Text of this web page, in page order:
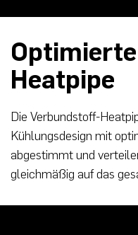
Heatpipe
Die Verbundstoff-
Kühlungsdesign mit
abgestimmt und
gleichmäßig auf das